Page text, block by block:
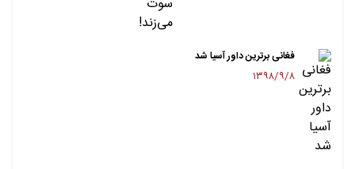
فغانی برترین داور آسیا شد
۱۳۹۸/۹/۸